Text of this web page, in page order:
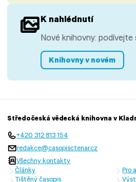
K nahlédnutí
Nové knihovny:
Knihovny v novém
Středočeská vědecká knihovna v
+420 312 813 154
redakce@casopisctenar.cz
Všechny kontakty
Články
Tištěný časopis
Pro